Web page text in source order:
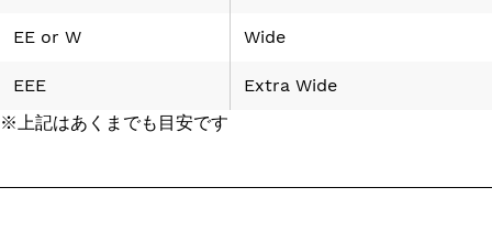
EE or W Wide
EEE
Extra Wide
※上記はあくまでも目安です